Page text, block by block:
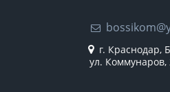
г. Краснодар,
ул. Коммунаров,